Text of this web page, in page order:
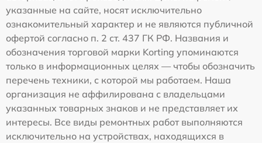
указанные на сайте, носят исключительно
ознакомительный характер и не являются публичной
офертой согласно п. 2 ст. 437 ГК РФ. Названия и
обозначения торговой марки Korting упоминаются
только в информационных целях — чтобы обозначить
перечень техники, с которой мы работаем. Наша
организация не аффилирована с владельцами
указанных товарных знаков и не представляет их
интересы. Все виды ремонтных работ выполняются
исключительно на устройствах, находящихся в